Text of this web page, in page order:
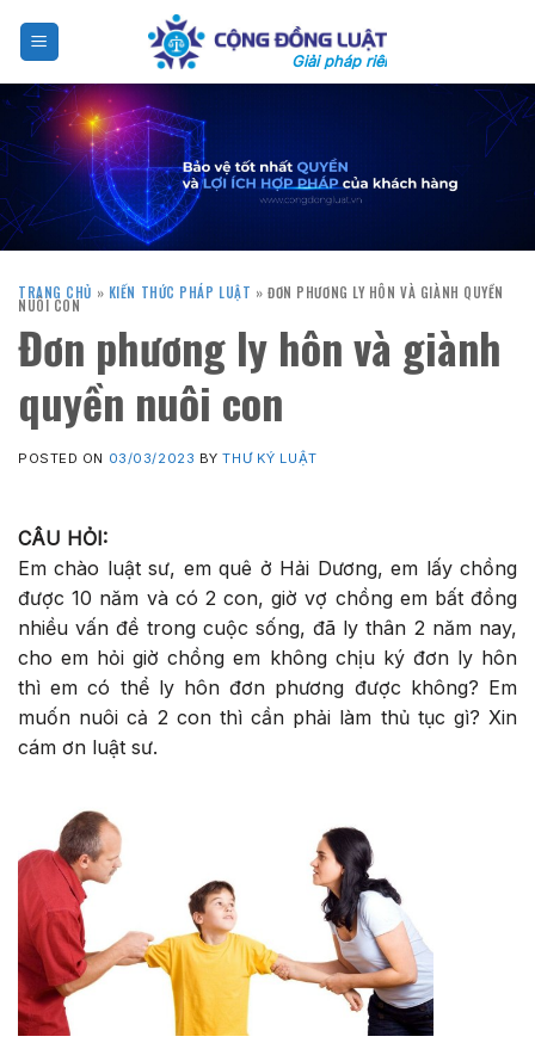
Giải pháp riêng cho bạn
TRANG CHỦ » KIẾN THỨC PHÁP LUẬT »ĐƠN PHƯƠNG LY HÔN VÀ GIÀNH QUYỀN
NUÔI CON
Đơn phương ly hôn và giành
quyền nuôi con
POSTED ON 03/03/2023 BYTHƯ KÝ LUẬT
CÂU HỎI:
Em chào luật sư, em quê ở Hải Dương, em lấy chồng
được 10 năm và có 2 con, giờ vợ chồng em bất đồng
nhiều vấn đề trong cuộc sống, đã ly thân 2 năm nay,
cho em hỏi giờ chồng em không chịu ký đơn ly hôn
thì em có thể ly hôn đơn phương được không? Em
muốn nuôi cả 2 con thì cần phải làm thủ tục gì? Xin
cám ơn luật sư.